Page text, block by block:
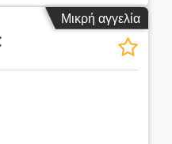
- Σύστημα μερικής
και γυαλιού Low-E,
ακροφυσίων
dB(A) - Ενσωματωμένο
Glass Quality
εκφόρτωσης - Ταινία
κατάσταση, ελάχιστα
Μικρή αγγελία